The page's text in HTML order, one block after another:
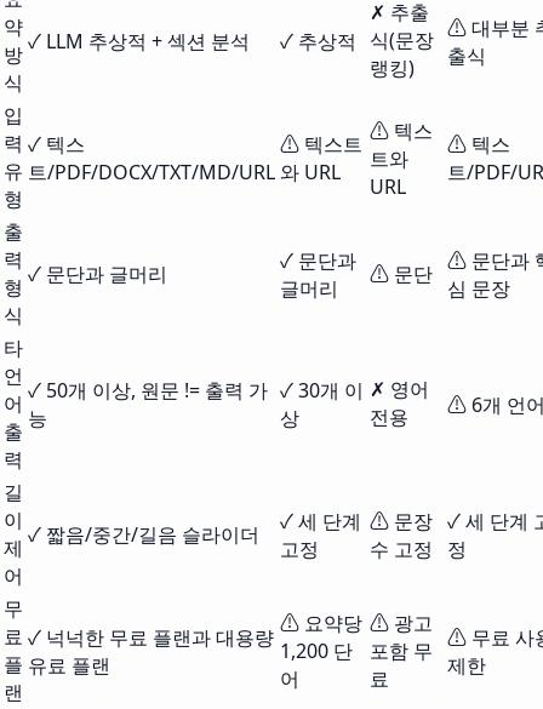
약
방
식
✓ LLM 추상적 + 섹션 분석 ✓ 추상적
✗ 추출
식(문장
랭킹)
⚠ 대부분
출식
입
력
유
형
✓ 텍스
트/PDF/DOCX/TXT/MD/URL
⚠ 텍스트
와 URL
⚠ 텍스
트와
URL
⚠ 텍스
트/PDF/
출
력
형
식
✓ 문단과 글머리
✓ 문단과
글머리
⚠ 문단 ⚠ 문단과
심 문장
타
언
어
출
력
✓ 50개 이상, 원문 != 출력 가
능
✓ 30개 이
상
✗ 영어
전용
⚠ 6개 언
길
이
제
어
✓ 짧음/중간/길음 슬라이더
✓ 세 단계
고정
⚠ 문장
수 고정
✓ 세 단계
정
무
료
플
랜
✓ 넉넉한 무료 플랜과 대용량
유료 플랜
⚠ 요약당
1,200 단
어
⚠ 광고
포함 무
료
⚠ 무료 사
제한